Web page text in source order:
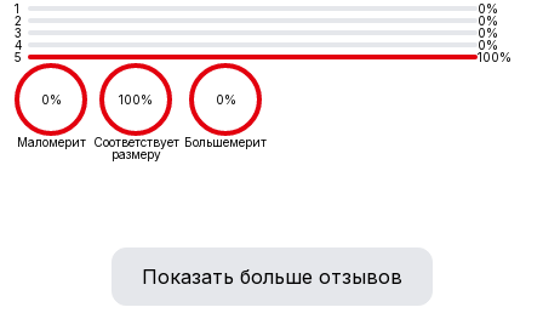
1
0%
2
0%
3
0%
4
0%
5
100%
0%
Маломерит
100%
Соответствует
размеру
0%
Большемерит
Показать больше отзывов